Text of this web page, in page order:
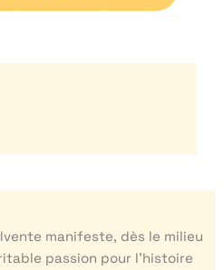
manifeste, dès le milieu
passion pour l’histoire